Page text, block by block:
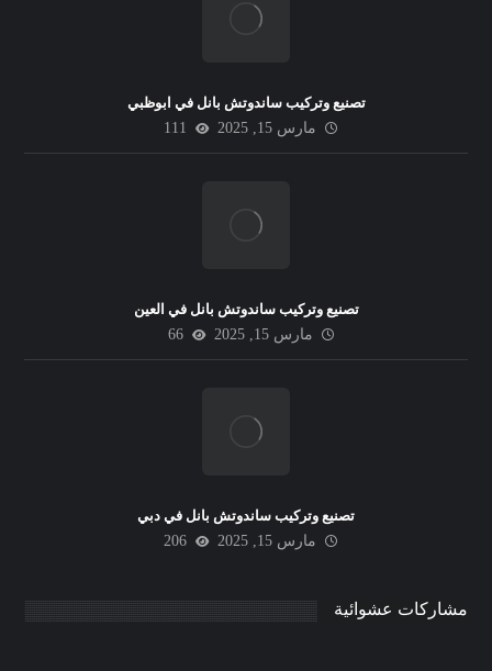
تصنيع وتركيب ساندوتش بانل في ابوظبي
مارس 15, 2025
111
تصنيع وتركيب ساندوتش بانل في العين
مارس 15, 2025
66
تصنيع وتركيب ساندوتش بانل في دبي
مارس 15, 2025
206
مشاركات عشوائية